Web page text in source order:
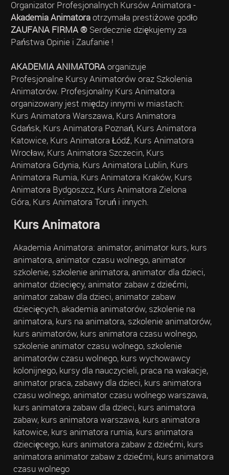
Organizator Profesjonalnych Kursów Animatora -
Akademia Animatoraotrzymała prestiżowe godło
ZAUFANA FIRMA ®Serdecznie dziękujemy za
Państwa Opinie i Zaufanie !
AKADEMIA ANIMATORAorganizuje
Profesjonalne Kursy Animatorów oraz Szkolenia
Animatorów. Profesjonalny Kurs Animatora
organizowany jest między innymi w miastach:
Kurs Animatora Warszawa, Kurs Animatora
Gdańsk, Kurs Animatora Poznań, Kurs Animatora
Katowice, Kurs Animatora Łódź, Kurs Animatora
Wrocław, Kurs Animatora Szczecin, Kurs
Animatora Gdynia, Kurs Animatora Lublin, Kurs
Animatora Rumia, Kurs Animatora Kraków, Kurs
Animatora Bydgoszcz, Kurs Animatora Zielona
Góra, Kurs Animatora Toruń i innych.
Kurs Animatora
Akademia Animatora: animator, animator kurs, kurs
animatora, animator czasu wolnego, animator
szkolenie, szkolenie animatora, animator dla dzieci,
animator dziecięcy, animator zabaw z dziećmi,
animator zabaw dla dzieci, animator zabaw
dziecięcych, akademia animatorów, szkolenie na
animatora, kurs na animatora, szkolenie animatorów,
kurs animatorów, kurs animatora czasu wolnego,
szkolenie animator czasu wolnego, szkolenie
animatorów czasu wolnego, kurs wychowawcy
kolonijnego, kursy dla nauczycieli, praca na wakacje,
animator praca, zabawy dla dzieci, kurs animatora
czasu wolnego, animator czasu wolnego warszawa,
kurs animatora zabaw dla dzieci, kurs animatora
zabaw, kurs animatora warszawa, kurs animatora
katowice, kurs animatora rumia, kurs animatora
dziecięcego, kurs animatora zabaw z dziećmi, kurs
animatora animator zabaw z dziećmi, kurs animatora
czasu wolnego